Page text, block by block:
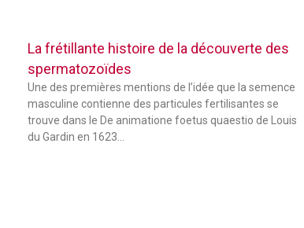
La frétillante histoire de la découverte des
spermatozoïdes
Une des premières mentions de l’idée que la semence
masculine contienne des particules fertilisantes se
trouve dans le De animatione foetus quaestio de Louis
du Gardin en 1623…